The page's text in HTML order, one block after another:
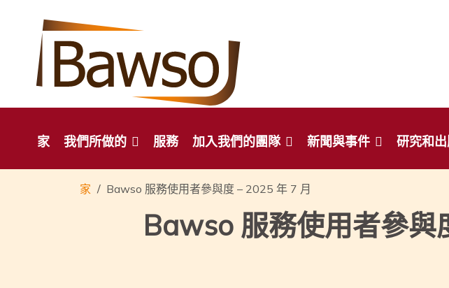
家 我們所做的 服務 加入我們的團隊 新聞與事件 研究和
家 Bawso 服務使用者參與度 – 2025 年 7 月
Bawso 服務使用者參與